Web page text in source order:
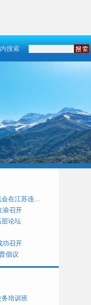
搜索
在江苏连...
渝召开
层论坛
功召开
倡议
培训班